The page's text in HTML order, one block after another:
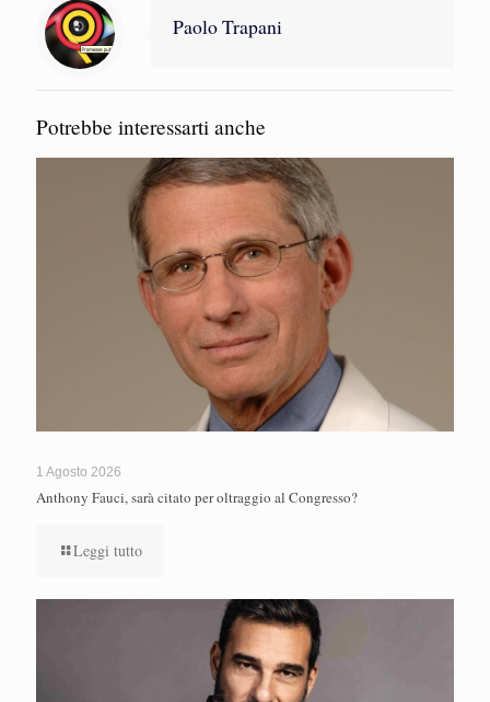
Paolo Trapani
Potrebbe interessarti anche
1 Agosto 2026
Anthony Fauci, sarà citato per oltraggio al Congresso?
Leggi tutto